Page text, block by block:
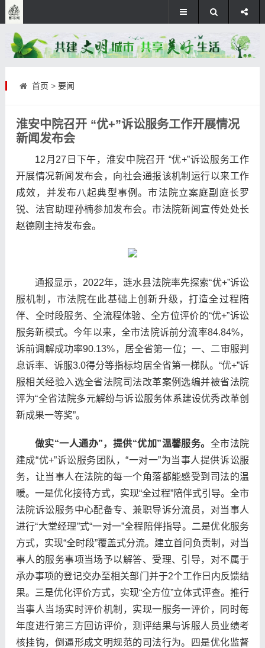
首页 > 要闻
淮安中院召开 “优+”诉讼服务工作开展情况
新闻发布会
12月27日下午，淮安中院召开 “优+”诉讼服务工作
开展情况新闻发布会，向社会通报该机制运行以来工作
成效，并发布八起典型事例。市法院立案庭副庭长罗
锐、法官助理孙楠参加发布会。市法院新闻宣传处处长
赵德刚主持发布会。
通报显示，2022年，涟水县法院率先探索“优+”诉讼
服机制，市法院在此基础上创新升级，打造全过程陪
伴、全时段服务、全流程体验、全方位评价的“优+”诉讼
服务新模式。今年以来，全市法院诉前分流率84.84%，
诉前调解成功率90.13%，居全省第一位；一、二审服判
息诉率、诉服3.0得分等指标均居全省第一梯队。“优+”诉
服相关经验入选全省法院司法改革案例选编并被省法院
评为“全省法院多元解纷与诉讼服务体系建设优秀改革创
新成果一等奖”。
做实“一人通办”，提供“优加”温馨服务。 全市法院
建成“优+”诉讼服务团队，“一对一”为当事人提供诉讼服
务，让当事人在法院的每一个角落都能感受到司法的温
暖。一是优化接待方式，实现“全过程”陪伴式引导。全市
法院诉讼服务中心配备专、兼职导诉分流员，对当事人
进行“大堂经理”式“一对一”全程陪伴指导。二是优化服务
方式，实现“全时段”覆盖式分流。建立首问负责制，对当
事人的服务事项当场予以解答、受理、引导，对不属于
承办事项的登记交办至相关部门并于2个工作日内反馈结
果。三是优化评价方式，实现“全方位”立体式评查。推行
当事人当场实时评价机制，实现一服务一评价，同时每
年度进行第三方回访评价，测评结果与诉服人员业绩考
核挂钩，倒逼形成文明规范的司法行为。四是优化监督